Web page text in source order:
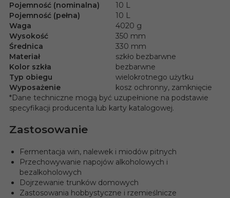
Pojemność (nominalna)
10 L
Pojemność (pełna)
10 L
Waga
4020 g
Wysokość
350 mm
Średnica
330 mm
Materiał
szkło bezbarwne
Kolor szkła
bezbarwne
Typ obiegu
wielokrotnego użytku
Wyposażenie
kosz ochronny, zamknięcie
*Dane techniczne mogą być uzupełnione na podstawie
specyfikacji producenta lub karty katalogowej.
Zastosowanie
Fermentacja win, nalewek i miodów pitnych
Przechowywanie napojów alkoholowych i
bezalkoholowych
Dojrzewanie trunków domowych
Zastosowania hobbystyczne i rzemieślnicze